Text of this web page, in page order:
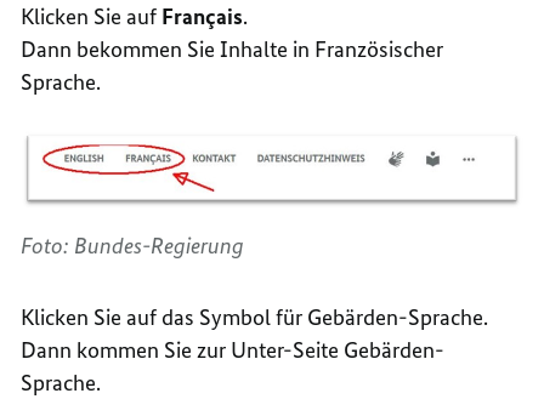
Klicken Sie auf Français.
Dann bekommen Sie Inhalte in Französischer
Sprache.
Foto: Bundes-Regierung
Klicken Sie auf das Symbol für Gebärden-Sprache.
Dann kommen Sie zur Unter-Seite Gebärden-
Sprache.